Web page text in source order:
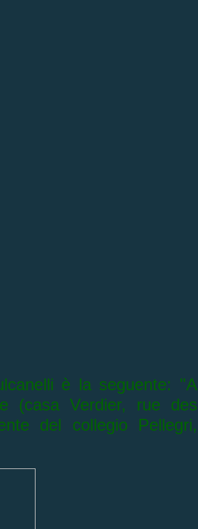
è la seguente: "A
(casa Verdier, rue des
del collegio Pellegri,